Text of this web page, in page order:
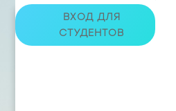
ВХОД ДЛЯ
СТУДЕНТОВ